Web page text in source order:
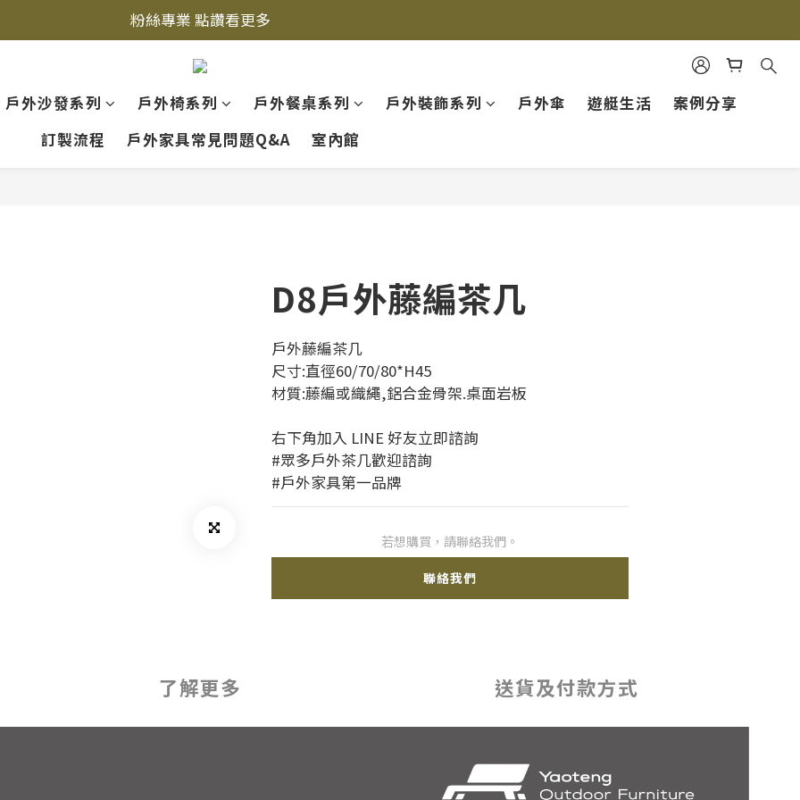
立即加入LINE好友
立即加入LINE好友
戶外沙發系列 戶外椅系列 戶外餐桌系列 戶外裝飾系列 戶外傘 遊艇生活
案例分享
訂製流程
戶外家具常見問題Q&A 室內館
D8戶外藤編茶几
戶外藤編茶几
尺寸:直徑60/70/80*H45
材質:藤編或織繩,鋁合金骨架.桌面岩板
右下角加入 LINE 好友立即諮詢
#眾多戶外茶几歡迎諮詢
#戶外家具第一品牌
若想購買，請聯絡我們。
聯絡我們
了解更多 送貨及付款方式